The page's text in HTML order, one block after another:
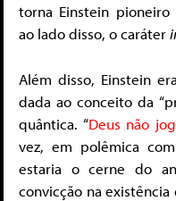
torna Einstein
ao lado disso, o caráter
Além disso, Einstein
dada ao conceito da
quântica. “Deus não
vez, em polêmica
estaria o cerne do
convicção na